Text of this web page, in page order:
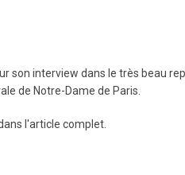
son interview dans le très beau
de Notre-Dame de Paris.
l'article complet.